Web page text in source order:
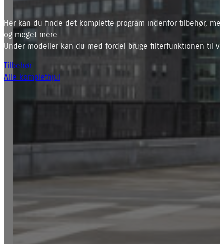
Her kan du finde det komplette program indenfor tilbehør,
og meget mere.
Under modeller kan du med fordel bruge filterfunktionen til
Tilbehør
Alle komplethjul